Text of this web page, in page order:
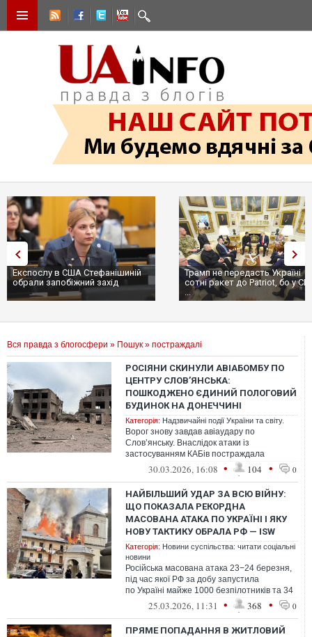
Експослу в США Стефанішиній
обрали запобіжний захід
Трамп не передасть Україні
сотні ракет до Patriot, бо у
...
Вся правда з блогосфери » Пошук » постраждалі
РОСІЯНИ СКИНУЛИ АВІАБОМБУ ПО
ЦЕНТРУ СЛОВ’ЯНСЬКА:
ПОШКОДЖЕНО ЄДИНИЙ ПОЛОГОВИЙ
БУДИНОК НА ДОНЕЧЧИНІ
Категорія: Надзвичайні події України та світу.
Ворог знову завдав авіаудару по
Слов’янську. Внаслідок атаки із
застосуванням КАБів постраждала
центральна частина міста.
30.03.2026, 16:08 • 104 • 0
НАЙБІЛЬШИЙ УДАР ЗА ВСЮ ВІЙНУ:
ЩО ПОКАЗАЛА РЕКОРДНА
МАСОВАНА АТАКА ПО УКРАЇНІ І ЯКУ
НОВУ ТАКТИКУ ОБРАЛА РФ — ISW
Категорія: Новини суспільства: читати соціальні
новини
Російська масована атака 23−24 березня,
під час якої РФ за добу запустила
по Україні майже 1000 безпілотників та 34
ракети, стала найбільшою серією ро...
25.03.2026, 11:31 • 368 • 0
ПРЯМЕ ПОПАДАННЯ В ЖИТЛОВИЙ